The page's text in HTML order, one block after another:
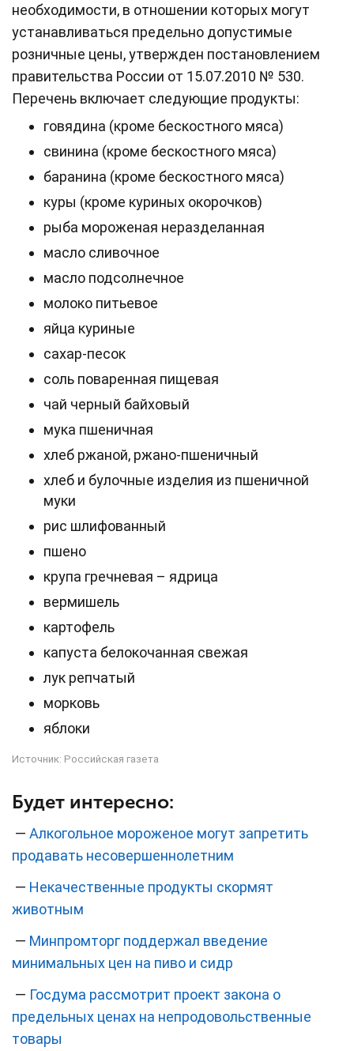
необходимости, в отношении которых могут
устанавливаться предельно допустимые
розничные цены, утвержден постановлением
правительства России от 15.07.2010 № 530.
Перечень включает следующие продукты:
говядина (кроме бескостного мяса)
свинина (кроме бескостного мяса)
баранина (кроме бескостного мяса)
куры (кроме куриных окорочков)
рыба мороженая неразделанная
масло сливочное
масло подсолнечное
молоко питьевое
яйца куриные
сахар-песок
соль поваренная пищевая
чай черный байховый
мука пшеничная
хлеб ржаной, ржано-пшеничный
хлеб и булочные изделия из пшеничной
муки
рис шлифованный
пшено
крупа гречневая – ядрица
вермишель
картофель
капуста белокочанная свежая
лук репчатый
морковь
яблоки
Источник: Российская газета
Будет интересно:
— Алкогольное мороженое могут запретить
продавать несовершеннолетним
— Некачественные продукты скормят
животным
— Минпромторг поддержал введение
минимальных цен на пиво и сидр
— Госдума рассмотрит проект закона о
предельных ценах на непродовольственные
товары